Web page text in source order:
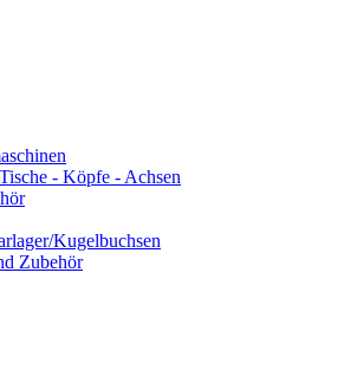
- Köpfe - Achsen
Kugelbuchsen
Zubehör